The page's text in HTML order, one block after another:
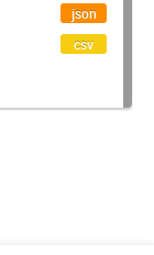
json
csv